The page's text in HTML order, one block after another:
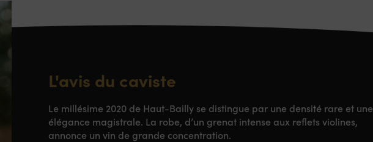
L'avis du caviste
Le millésime 2020 de Haut-Bailly se distingue par une densité rare et une
élégance magistrale. La robe, d’un grenat intense aux reflets violines,
annonce un vin de grande concentration.